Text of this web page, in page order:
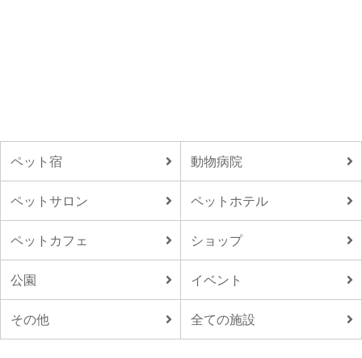
ペット宿 動物病院
ペットサロン ペットホテル
ペットカフェ ショップ
公園 イベント
その他 全ての施設